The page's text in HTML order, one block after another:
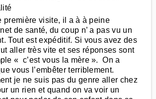
première visite, il a à à peine
de santé, du coup n’ a pas vu un
Tout est expéditif. Si vous avez des
aller très vite et ses réponses sont
« c’est vous la mère ». On a
vous l’embêter terriblement.
je ne suis pas du genre aller chez
un rien et quand on va voir un